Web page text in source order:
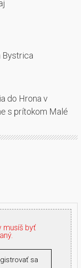
Bystrica
do Hrona v
s prítokom Malé
musíš byť
sa